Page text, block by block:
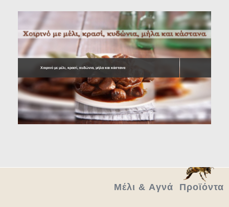
Χοιρινό με μέλι, κρασί, κυδώνια, μήλα και κάστανα
Μέλι & Aγνά Προϊόντα